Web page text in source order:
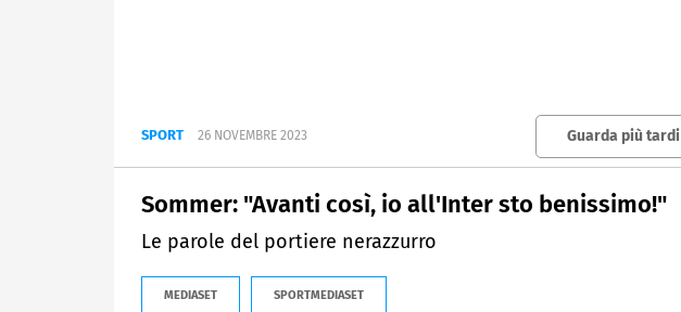
SPORT 26 NOVEMBRE 2023 Guarda più tardi
Sommer: "Avanti così, io all'Inter sto benissimo!"
Le parole del portiere nerazzurro
MEDIASET SPORTMEDIASET